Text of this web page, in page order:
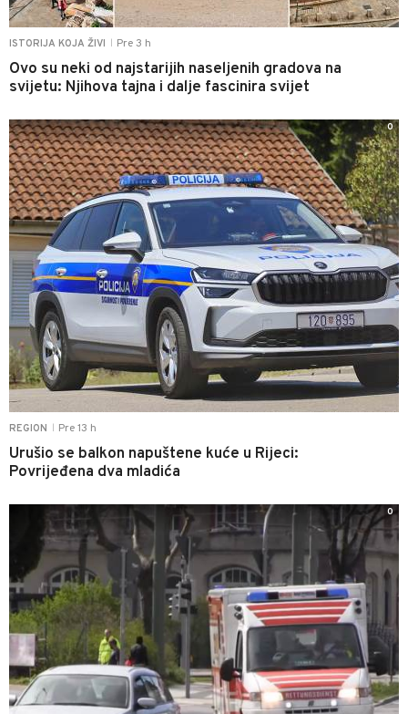
ISTORIJA KOJA ŽIVI Pre 3 h
Ovo su neki od najstarijih naseljenih gradova na
svijetu: Njihova tajna i dalje fascinira svijet
REGION Pre 13 h
Urušio se balkon napuštene kuće u Rijeci:
Povrijeđena dva mladića
0
0